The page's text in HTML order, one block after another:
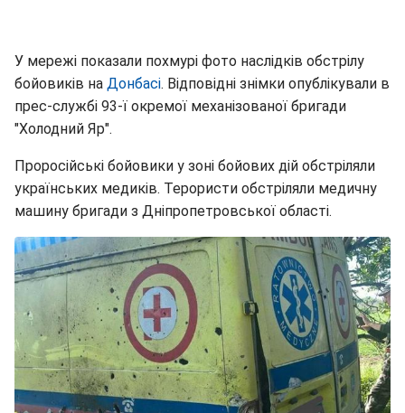
У мережі показали похмурі фото наслідків обстрілу
бойовиків на Донбасі. Відповідні знімки опублікували в
прес-службі 93-ї окремої механізованої бригади
"Холодний Яр".
Проросійські бойовики у зоні бойових дій обстріляли
українських медиків. Терористи обстріляли медичну
машину бригади з Дніпропетровської області.